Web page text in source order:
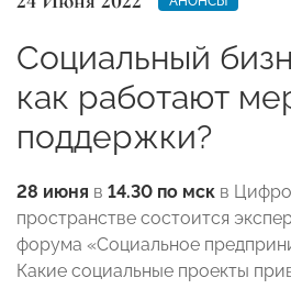
Социальный
как работают
поддержки?
28 июня в 14.30 по мск в
пространстве состоится
форума «Социальное
Какие социальные проекты